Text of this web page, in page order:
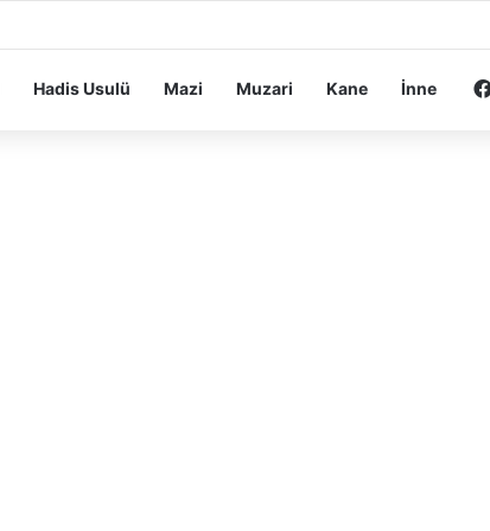
Hadis Usulü Mazi Muzari Kane İnne